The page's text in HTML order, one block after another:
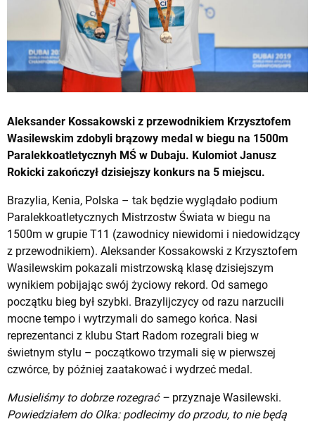
Aleksander Kossakowski z przewodnikiem Krzysztofem
Wasilewskim zdobyli brązowy medal w biegu na 1500m
Paralekkoatletycznyh MŚ w Dubaju. Kulomiot Janusz
Rokicki zakończył dzisiejszy konkurs na 5 miejscu.
Brazylia, Kenia, Polska – tak będzie wyglądało podium
Paralekkoatletycznych Mistrzostw Świata w biegu na
1500m w grupie T11 (zawodnicy niewidomi i niedowidzący
z przewodnikiem). Aleksander Kossakowski z Krzysztofem
Wasilewskim pokazali mistrzowską klasę dzisiejszym
wynikiem pobijając swój życiowy rekord. Od samego
początku bieg był szybki. Brazylijczycy od razu narzucili
mocne tempo i wytrzymali do samego końca. Nasi
reprezentanci z klubu Start Radom rozegrali bieg w
świetnym stylu – początkowo trzymali się w pierwszej
czwórce, by później zaatakować i wydrzeć medal.
Musieliśmy to dobrze rozegrać – przyznaje Wasilewski.
Powiedziałem do Olka: podlecimy do przodu, to nie będą